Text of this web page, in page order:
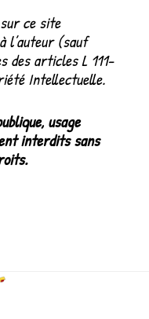
ce site
l’auteur (sauf
des articles L 111-
Intellectuelle.
usage
interdits sans